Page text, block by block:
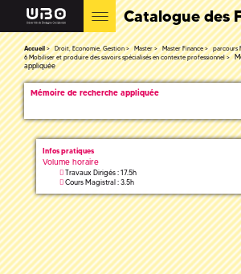
Catalogue des
Accueil Droit, Economie, Gestion Master Master Finance parcours
6 Mobiliser et produire des savoirs spécialisés en contexte professionnel
appliquée
Mémoire de recherche appliquée
Infos pratiques
Volume horaire
Travaux Dirigés : 17.5h
Cours Magistral : 3.5h